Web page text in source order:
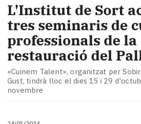
L'Institut de Sort
tres seminaris de
professionals de la
restauració del
«Cuinem Talent», organitzat per
Gust, tindrà lloc el dies 15 i 29
novembre